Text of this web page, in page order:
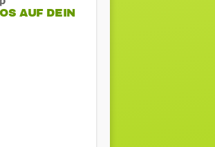
AUF DEIN